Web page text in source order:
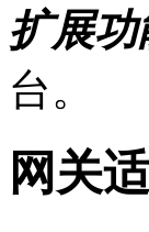
扩展功
台。
网关